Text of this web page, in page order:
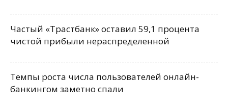
Частый «Трастбанк» оставил 59,1 процента
чистой прибыли нераспределенной
Темпы роста числа пользователей онлайн-
банкингом заметно спали